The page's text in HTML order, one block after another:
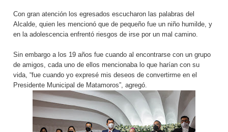
Con gran atención los egresados escucharon las palabras del
Alcalde, quien les mencionó que de pequeño fue un niño humilde, y
en la adolescencia enfrentó riesgos de irse por un mal camino.
Sin embargo a los 19 años fue cuando al encontrarse con un grupo
de amigos, cada uno de ellos mencionaba lo que harían con su
vida, “fue cuando yo expresé mis deseos de convertirme en el
Presidente Municipal de Matamoros”, agregó.